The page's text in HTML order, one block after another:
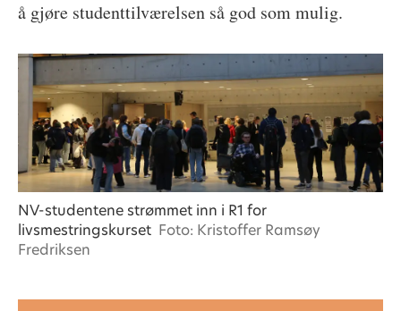
å gjøre studenttilværelsen så god som mulig.
NV-studentene strømmet inn i R1 for
livsmestringskurset Foto: Kristoffer Ramsøy
Fredriksen